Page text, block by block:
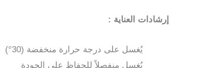
إرشادات العناية :
يُغسل على درجة حرارة منخفضة (30°)
يُغسل منفصلاً للحفاظ على الجودة